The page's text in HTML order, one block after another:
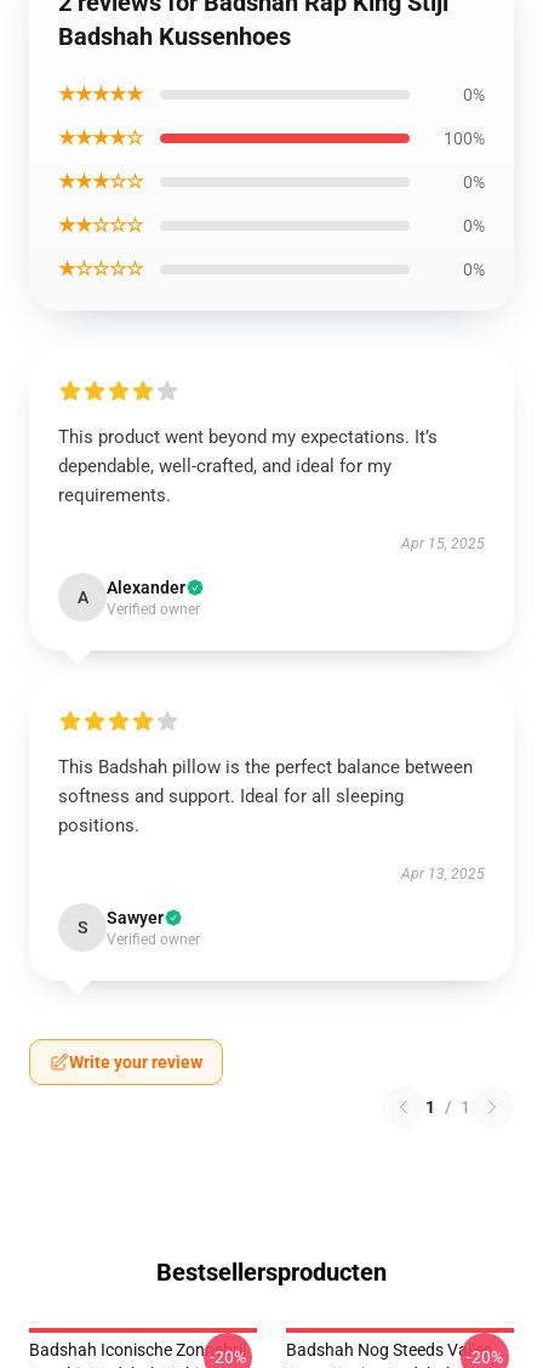
Badshah Kussenhoes
★★★★★ 0%
★★★★☆ 100%
★★★☆☆ 0%
★★☆☆☆ 0%
★☆☆☆☆ 0%
This product went beyond my expectations. It’s
dependable, well-crafted, and ideal for my
requirements.
Apr 15, 2025
A Alexander
Verified owner
This Badshah pillow is the perfect balance between
softness and support. Ideal for all sleeping
positions.
Apr 13, 2025
S Sawyer
Verified owner
Write your review
1 / 1
Bestsellersproducten
Badshah Iconische Zonnebril
-20%
Badshah Nog Steeds Vallen
-20%